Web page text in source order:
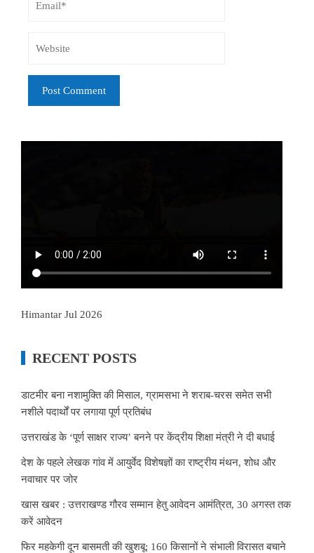
Himantar Jul 2026
RECENT POSTS
डाटमीर बना नशामुक्ति की मिसाल, ग्रामसभा ने शराब-चरस समेत सभी
नशीले पदार्थों पर लगाया पूर्ण प्रतिबंध
उत्तराखंड के ‘पूर्ण साक्षर राज्य’ बनने पर केंद्रीय शिक्षा मंत्री ने दी बधाई
देश के पहले लेखक गांव में आयुर्वेद विशेषज्ञों का राष्ट्रीय मंथन, शोध और
नवाचार पर जोर
खास खबर : उत्तराखण्ड गौरव सम्मान हेतु आवेदन आमंत्रित, 30 अगस्त तक
करें आवेदन
फिर महकेगी दून बासमती की खुशबू: 160 किसानों ने संभाली विरासत बचाने